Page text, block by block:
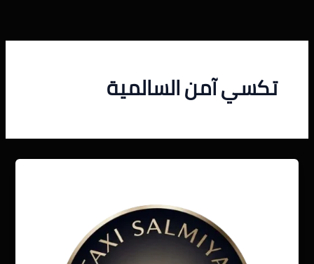
المحتوى
تكسي آمن السالمية